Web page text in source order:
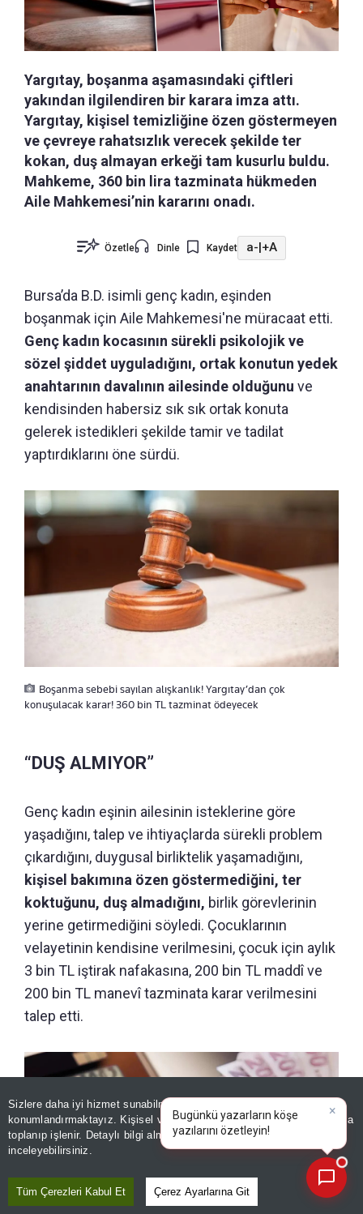
Sizlere daha iyi hizmet sunabilmek adına sitemizde
konumlandırmaktayız. Kişisel verileriniz, KVKK ve GDPR kapsamında
toplanıp işlenir. Detaylı bilgi almak içinAydınlatma Metnimizi
inceleyebilirsiniz.
Tüm Çerezleri Kabul Et Çerez Ayarlarına Git
Yargıtay, boşanma aşamasındaki çiftleri
yakından ilgilendiren bir karara imza attı.
Yargıtay, kişisel temizliğine özen göstermeyen
ve çevreye rahatsızlık verecek şekilde ter
kokan, duş almayan erkeği tam kusurlu buldu.
Mahkeme, 360 bin lira tazminata hükmeden
Aile Mahkemesi’nin kararını onadı.
Özetle Dinle Kaydet a-|+A
Bursa’da B.D. isimli genç kadın, eşinden
boşanmak için Aile Mahkemesi'ne müracaat etti.
Genç kadın kocasının sürekli psikolojik ve
sözel şiddet uyguladığını, ortak konutun yedek
anahtarının davalının ailesinde olduğunu ve
kendisinden habersiz sık sık ortak konuta
gelerek istedikleri şekilde tamir ve tadilat
yaptırdıklarını öne sürdü.
Boşanma sebebi sayılan alışkanlık! Yargıtay’dan çok
konuşulacak karar! 360 bin TL tazminat ödeyecek
“DUŞ ALMIYOR”
Genç kadın eşinin ailesinin isteklerine göre
yaşadığını, talep ve ihtiyaçlarda sürekli problem
çıkardığını, duygusal birliktelik yaşamadığını,
kişisel bakımına özen göstermediğini, ter
koktuğunu, duş almadığını, birlik görevlerinin
yerine getirmediğini söyledi. Çocuklarının
velayetinin kendisine verilmesini, çocuk için aylık
3 bin TL iştirak nafakasına, 200 bin TL maddî ve
200 bin TL manevî tazminata karar verilmesini
talep etti.
Bugünkü yazarlar|